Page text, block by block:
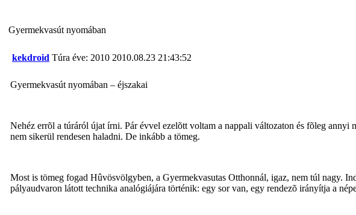
Gyermekvasút nyomában
kekdroid Túra éve: 2010 2010.08.23 21:43:52
Gyermekvasút nyomában – éjszakai
Nehéz errõl a túráról újat írni. Pár évvel ezelõtt voltam a nappali változaton és fõleg annyi
nem sikerül rendesen haladni. De inkább a tömeg.
Most is tömeg fogad Hûvösvölgyben, a Gyermekvasutas Otthonnál, igaz, nem túl nagy.
pályaudvaron látott technika analógiájára történik: egy sor van, egy rendezõ irányítja a